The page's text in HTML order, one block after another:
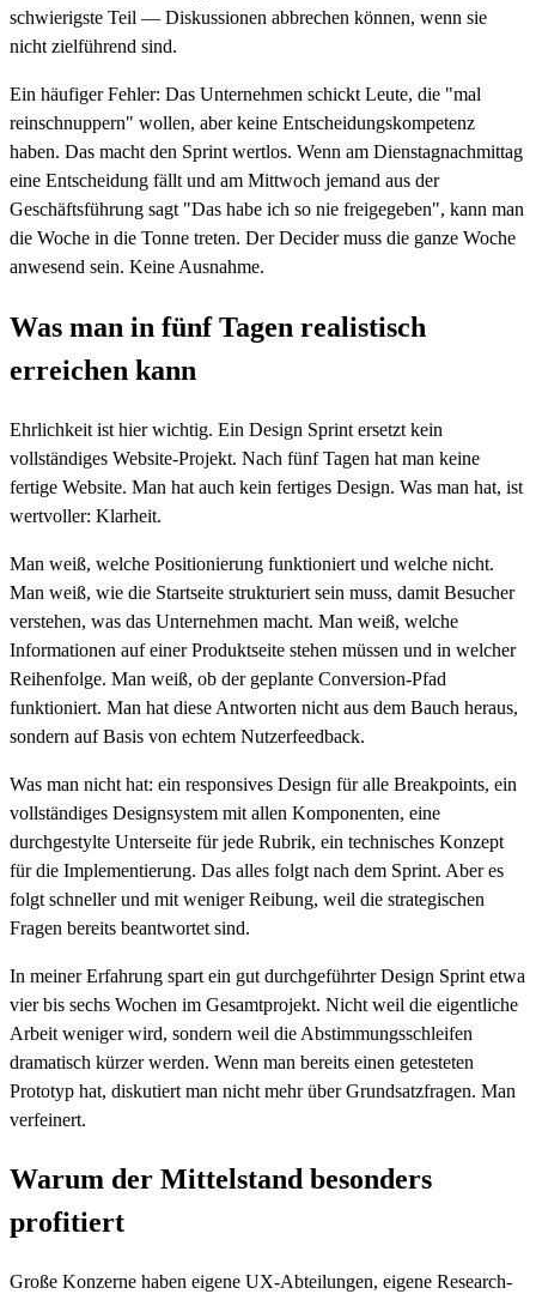
schwierigste Teil — Diskussionen abbrechen können, wenn sie
nicht zielführend sind.
Ein häufiger Fehler: Das Unternehmen schickt Leute, die "mal
reinschnuppern" wollen, aber keine Entscheidungskompetenz
haben. Das macht den Sprint wertlos. Wenn am Dienstagnachmittag
eine Entscheidung fällt und am Mittwoch jemand aus der
Geschäftsführung sagt "Das habe ich so nie freigegeben", kann man
die Woche in die Tonne treten. Der Decider muss die ganze Woche
anwesend sein. Keine Ausnahme.
Was man in fünf Tagen realistisch
erreichen kann
Ehrlichkeit ist hier wichtig. Ein Design Sprint ersetzt kein
vollständiges Website-Projekt. Nach fünf Tagen hat man keine
fertige Website. Man hat auch kein fertiges Design. Was man hat, ist
wertvoller: Klarheit.
Man weiß, welche Positionierung funktioniert und welche nicht.
Man weiß, wie die Startseite strukturiert sein muss, damit Besucher
verstehen, was das Unternehmen macht. Man weiß, welche
Informationen auf einer Produktseite stehen müssen und in welcher
Reihenfolge. Man weiß, ob der geplante Conversion-Pfad
funktioniert. Man hat diese Antworten nicht aus dem Bauch heraus,
sondern auf Basis von echtem Nutzerfeedback.
Was man nicht hat: ein responsives Design für alle Breakpoints, ein
vollständiges Designsystem mit allen Komponenten, eine
durchgestylte Unterseite für jede Rubrik, ein technisches Konzept
für die Implementierung. Das alles folgt nach dem Sprint. Aber es
folgt schneller und mit weniger Reibung, weil die strategischen
Fragen bereits beantwortet sind.
In meiner Erfahrung spart ein gut durchgeführter Design Sprint etwa
vier bis sechs Wochen im Gesamtprojekt. Nicht weil die eigentliche
Arbeit weniger wird, sondern weil die Abstimmungsschleifen
dramatisch kürzer werden. Wenn man bereits einen getesteten
Prototyp hat, diskutiert man nicht mehr über Grundsatzfragen. Man
verfeinert.
Warum der Mittelstand besonders
profitiert
Große Konzerne haben eigene UX-Abteilungen, eigene Research-